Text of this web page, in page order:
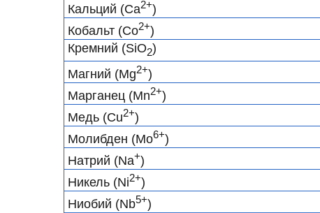
Кальций (Ca2+)
Кобальт (Co2+)
Кремний (SiO2)
Магний (Mg2+)
Марганец (Mn2+)
Медь (Cu2+)
Молибден (Mo6+)
Натрий (Na+)
Никель (Ni2+)
Ниобий (Nb5+)